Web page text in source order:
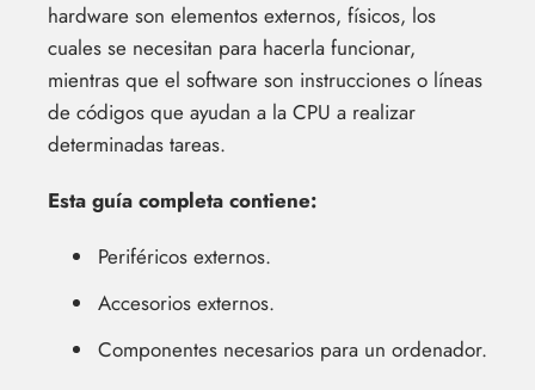
hardware son elementos externos, físicos, los
cuales se necesitan para hacerla funcionar,
mientras que el software son instrucciones o líneas
de códigos que ayudan a la CPU a realizar
determinadas tareas.
Esta guía completa contiene:
Periféricos externos.
Accesorios externos.
Componentes necesarios para un ordenador.